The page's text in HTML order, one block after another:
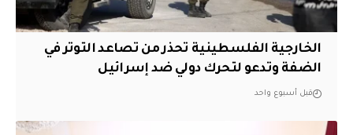
الخارجية الفلسطينية تحذر من تصاعد التوتر في
الضفة وتدعو لتحرك دولي ضد إسرائيل
قبل أسبوع واحد